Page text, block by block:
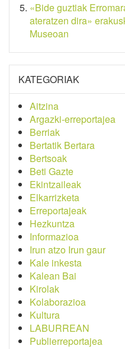
«Bide guztiak
ateratzen dira»
Museoan
KATEGORIAK
Aitzina
Argazki-erreportajea
Berriak
Bertatik Bertara
Bertsoak
Beti Gazte
Ekintzaileak
Elkarrizketa
Erreportajeak
Hezkuntza
Informazioa
Irun atzo Irun gaur
Kale inkesta
Kalean Bai
Kirolak
Kolaborazioa
Kultura
LABURREAN
Publierreportajea